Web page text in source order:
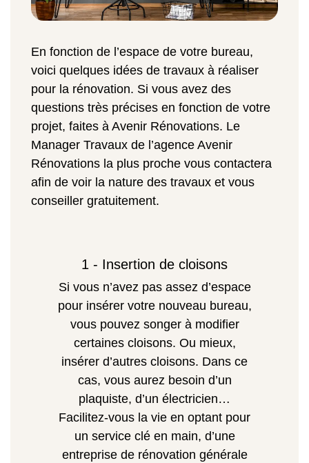
En fonction de l’espace de votre bureau,
voici quelques idées de travaux à réaliser
pour la rénovation. Si vous avez des
questions très précises en fonction de votre
projet, faites à Avenir Rénovations. Le
Manager Travaux de l’agence Avenir
Rénovations la plus proche vous contactera
afin de voir la nature des travaux et vous
conseiller gratuitement.
1 - Insertion de cloisons
Si vous n’avez pas assez d’espace
pour insérer votre nouveau bureau,
vous pouvez songer à modifier
certaines cloisons. Ou mieux,
insérer d’autres cloisons. Dans ce
cas, vous aurez besoin d’un
plaquiste, d’un électricien…
Facilitez-vous la vie en optant pour
un service clé en main, d’une
entreprise de rénovation générale